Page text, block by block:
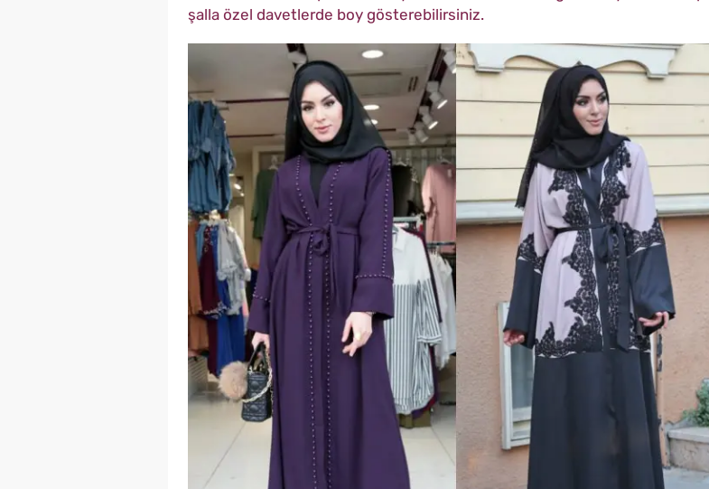
şalla özel davetlerde boy gösterebilirsiniz.